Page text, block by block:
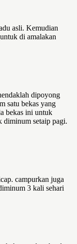
asli. Kemudian
di amalakan
dipoyong
satu bekas yang
bekas ini untuk
diminum setaip pagi.
campurkan juga
3 kali sehari